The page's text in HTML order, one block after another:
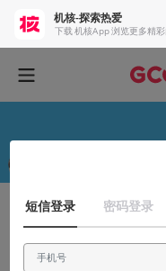
译介 | 漫威创意
机核-探索热爱
下载 机核App 浏览更多精
短信登录 密码登录